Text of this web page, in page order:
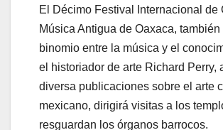
El Décimo Festival Internacional de
Música Antigua de Oaxaca, también
binomio entre la música y el
el historiador de arte Richard Perry,
diversa publicaciones sobre el arte
mexicano, dirigirá visitas a los
resguardan los órganos barrocos.